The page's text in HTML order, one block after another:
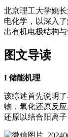
北京理工大学姚
电化学，以深入
出有机电极结构与
图文导读
I 储能机理
该综述首先说明
物，氧化还原反
还原以结合阳离